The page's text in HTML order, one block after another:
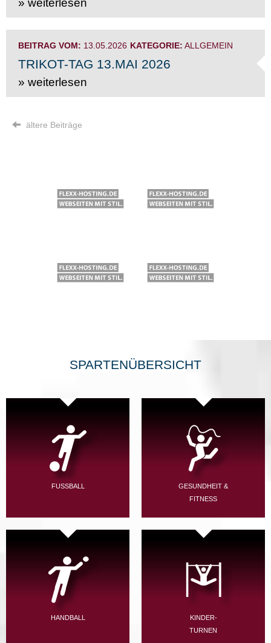
» weiterlesen
BEITRAG VOM: 13.05.2026 KATEGORIE: ALLGEMEIN
TRIKOT-TAG 13.MAI 2026
» weiterlesen
ältere Beiträge
SPARTENÜBERSICHT
FUSSBALL
GESUNDHEIT &
FITNESS
HANDBALL
KINDER-
TURNEN